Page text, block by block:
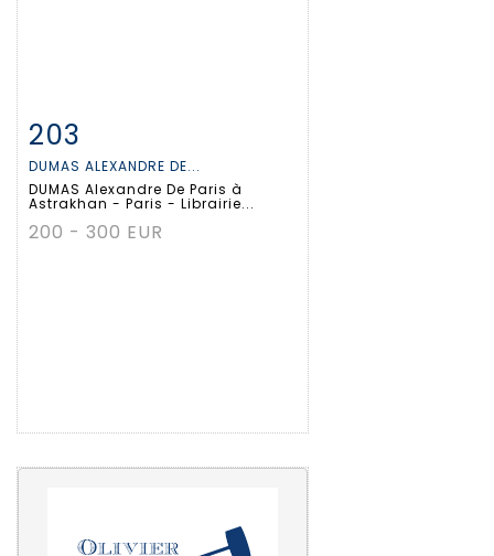
Fiche détaillée
203
DUMAS ALEXANDRE DE...
DUMAS Alexandre De Paris à
Astrakhan - Paris - Librairie...
200 - 300 EUR